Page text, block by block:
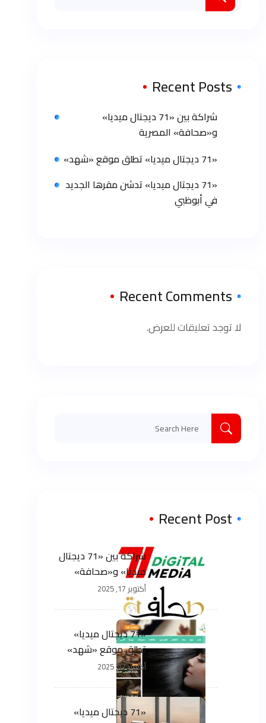
Recent Posts
شراكة بين «71 ديجتال ميديا»
و«صحافة» المصرية
«71 ديجتال ميديا» تطلق موقع «شهد»
«71 ديجتال ميديا» تدشن مقرها الجديد
في أبوظبي
Recent Comments
لا توجد تعليقات للعرض.
for:
Recent Post
شراكة بين «71 ديجتال
ميديا» و«صحافة»
المصرية
أكتوبر 17, 2025
«71 ديجتال ميديا»
تطلق موقع «شهد»
أكتوبر 17, 2025
«71 ديجتال ميديا»